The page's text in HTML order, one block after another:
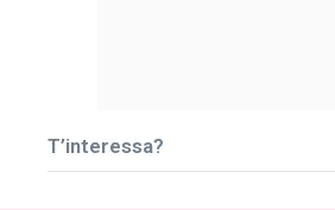
T’interessa?